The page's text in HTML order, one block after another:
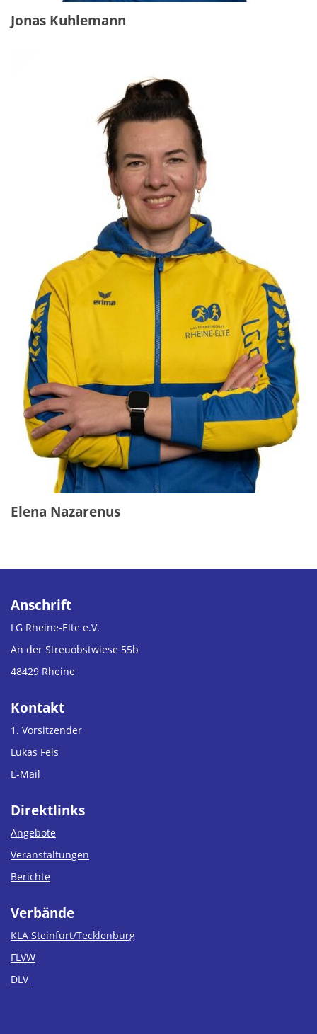
Jonas Kuhlemann
Elena Nazarenus
Anschrift
LG Rheine-Elte e.V.
An der Streuobstwiese 55b
48429 Rheine
Kontakt
1. Vorsitzender
Lukas Fels
E-Mail
Direktlinks
Angebote
Veranstaltungen
Berichte
Verbände
KLA Steinfurt/Tecklenburg
FLVW
DLV